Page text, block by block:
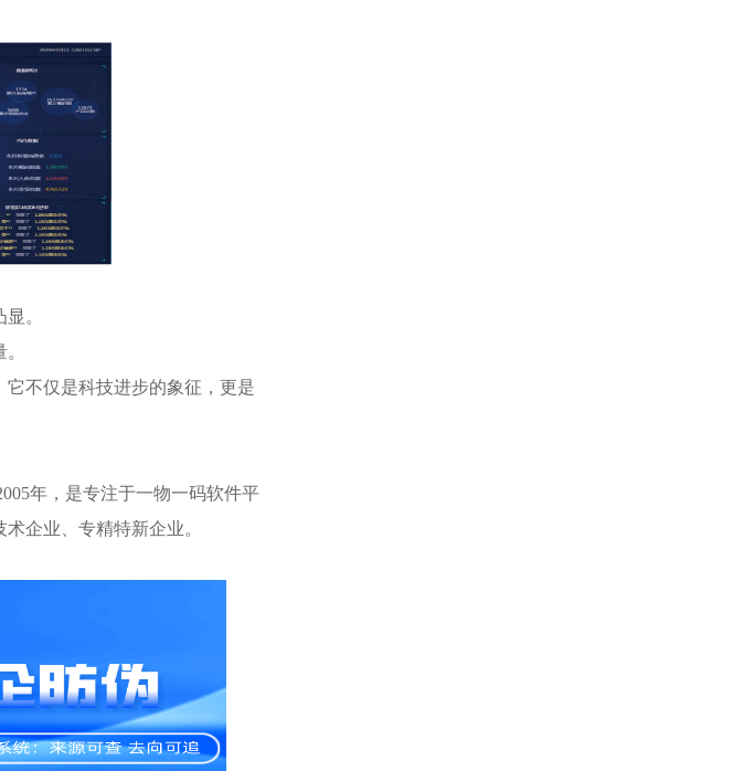
。
不仅是科技进步的象征，更是
年，是专注于一物一码软件平
企业、专精特新企业。